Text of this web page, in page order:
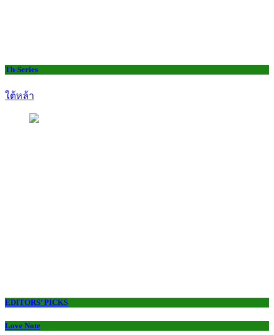
Th-Series
ใต้หล้า
EDITORS’ PICKS
Love Note